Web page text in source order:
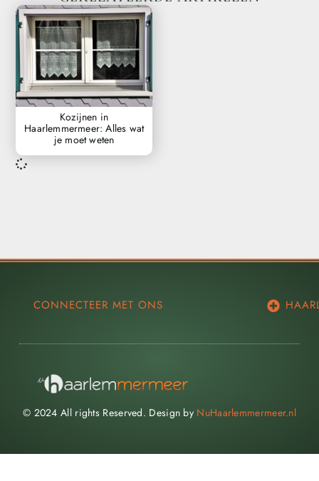
Kozijnen in
Haarlemmermeer: Alles wat
je moet weten
CONNECTEER MET ONS
© 2024 All rights Reserved. Design by NuHaarlemmermeer.nl